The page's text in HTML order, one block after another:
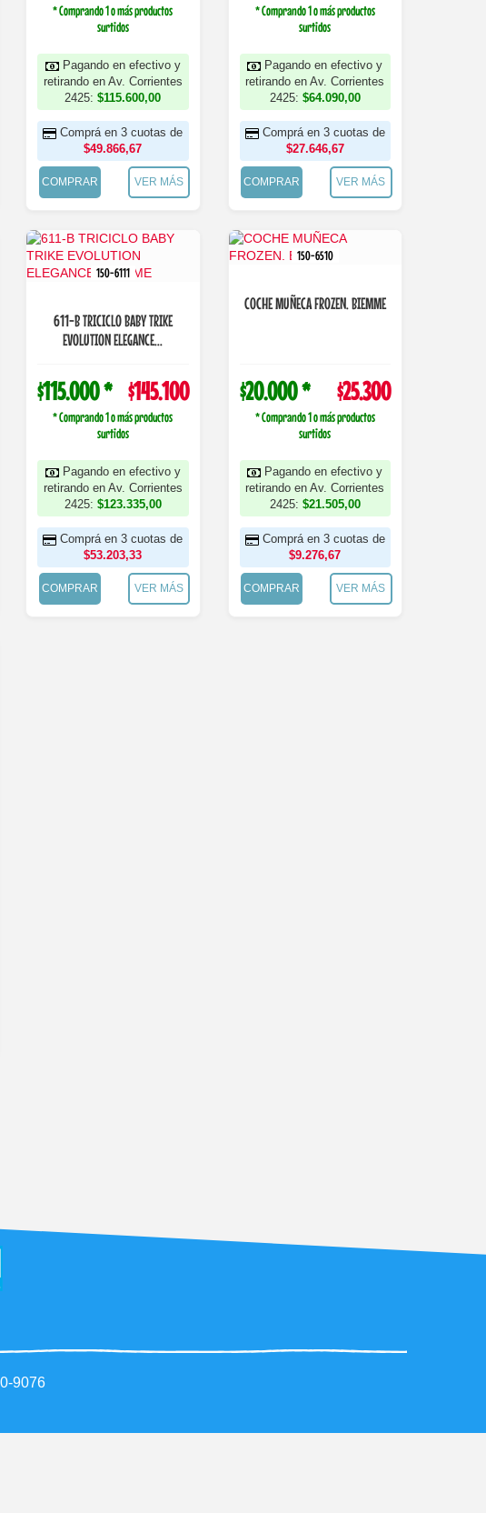
* Comprando 1 o más productos
surtidos
Pagando en efectivo y
retirando en Av. Corrientes
2425:$115.600,00
Comprá en 3 cuotas de
$49.866,67
COMPRAR VER MÁS
* Comprando 1 o más productos
surtidos
Pagando en efectivo y
retirando en Av. Corrientes
2425: $64.090,00
Comprá en 3 cuotas de
$27.646,67
COMPRAR VER MÁS
150-6111
611-B TRICICLO BABY TRIKE
EVOLUTION ELEGANCE...
$115.000 * $145.100
* Comprando 1 o más productos
surtidos
Pagando en efectivo y
retirando en Av. Corrientes
2425: $123.335,00
Comprá en 3 cuotas de
$53.203,33
COMPRAR VER MÁS
150-6510
COCHE MUÑECA FROZEN. BIEMME
$20.000 * $25.300
* Comprando 1 o más productos
surtidos
Pagando en efectivo y
retirando en Av. Corrientes
2425: $21.505,00
Comprá en 3 cuotas de
$9.276,67
COMPRAR VER MÁS
9076